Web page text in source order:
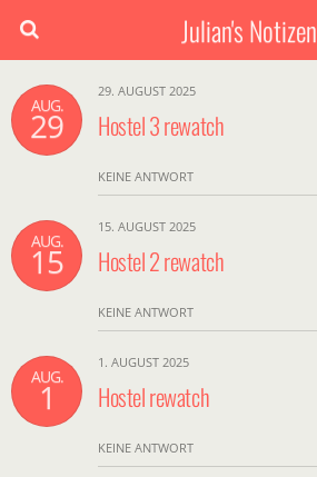
Julian's Notizen
AUG.
29
29. AUGUST 2025
Hostel 3 rewatch
KEINE ANTWORT
AUG.
15
15. AUGUST 2025
Hostel 2 rewatch
KEINE ANTWORT
AUG.
1
1. AUGUST 2025
Hostel rewatch
KEINE ANTWORT